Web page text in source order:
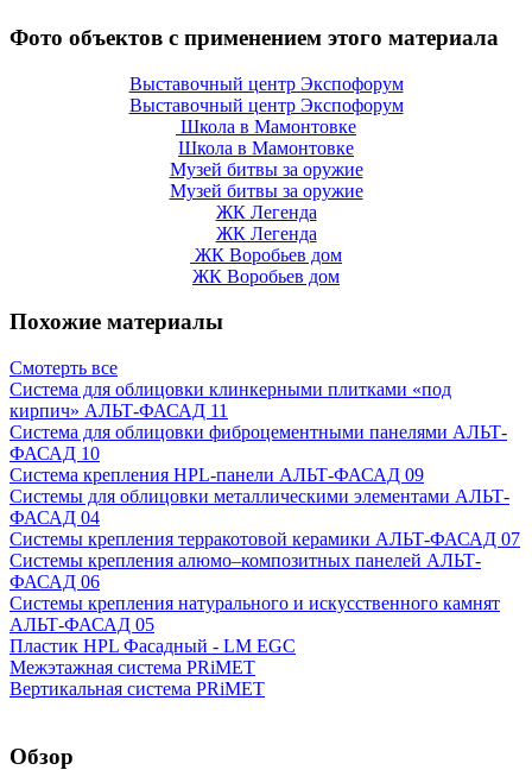
Фото объектов с применением этого материала
Выставочный центр Экспофорум
Выставочный центр Экспофорум
Школа в Мамонтовке
Школа в Мамонтовке
Музей битвы за оружие
Музей битвы за оружие
ЖК Легенда
ЖК Легенда
ЖК Воробьев дом
ЖК Воробьев дом
Похожие материалы
Смотерть все
Система для облицовки клинкерными плитками «под
кирпич» АЛЬТ-ФАСАД 11
Система для облицовки фиброцементными панелями АЛЬТ-
ФАСАД 10
Система крепления HPL-панели АЛЬТ-ФАСАД 09
Системы для облицовки металлическими элементами АЛЬТ-
ФАСАД 04
Системы крепления терракотовой керамики АЛЬТ-ФАСАД 07
Cистемы крепления алюмо–композитных панелей АЛЬТ-
ФАСАД 06
Системы крепления натурального и искусственного камнят
АЛЬТ-ФАСАД 05
Пластик HPL Фасадный - LM EGC
Межэтажная система PRiMET
Вертикальная система PRiMET
Обзор